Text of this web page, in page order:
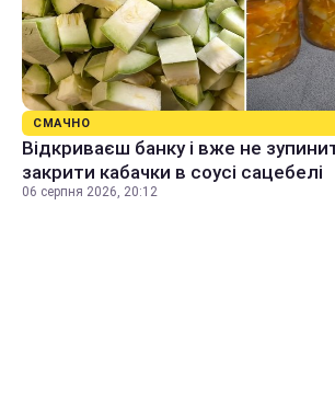
СМАЧНО
Відкриваєш банку і вже не
закрити кабачки в соусі сацебелі
06 серпня 2026, 20:12